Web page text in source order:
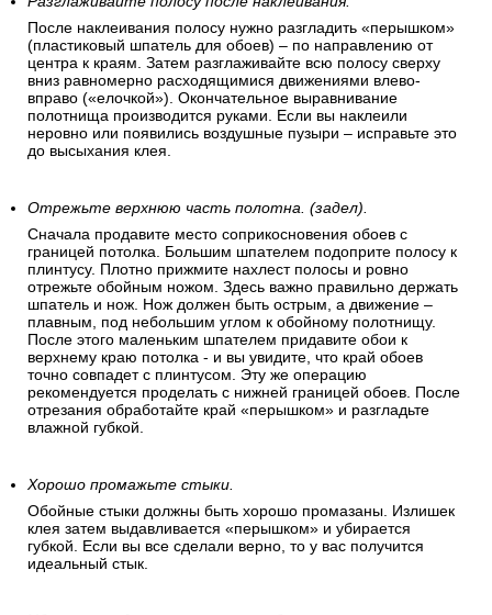
Виниловые обои клеятся встык. При этом иногда
допускается небольшой нахлест на потолок в 3-5 см. Так
удобнее клеить и выравнивать затем полосу по длине
стены.
Разглаживайте полосу после наклеивания.
После наклеивания полосу нужно разгладить «перышком»
(пластиковый шпатель для обоев) – по направлению от
вниз равномерно расходящимися движениями влево-
вправо («елочкой»). Окончательное выравнивание
полотнища производится руками. Если вы наклеили
неровно или появились воздушные пузыри – исправьте это
до высыхания клея.
Отрежьте верхнюю часть полотна. (задел).
Сначала продавите место соприкосновения обоев с
границей потолка. Большим шпателем подоприте полосу к
плинтусу. Плотно прижмите нахлест полосы и ровно
отрежьте обойным ножом. Здесь важно правильно держать
шпатель и нож. Нож должен быть острым, а движение –
плавным, под небольшим углом к обойному полотнищу.
верхнему краю потолка - и вы увидите, что край обоев
точно совпадет с плинтусом. Эту же операцию
рекомендуется проделать с нижней границей обоев. После
отрезания обработайте край «перышком» и разгладьте
влажной губкой.